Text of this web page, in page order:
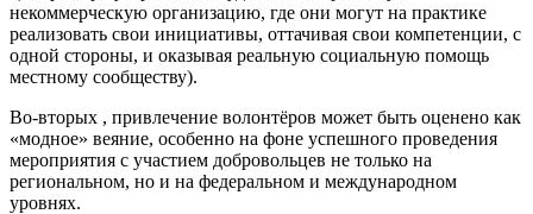
некоммерческую организацию, где они могут на практике
реализовать свои инициативы, оттачивая свои компетенции, с
одной стороны, и оказывая реальную социальную помощь
местному сообществу).
Во-вторых , привлечение волонтёров может быть оценено как
«модное» веяние, особенно на фоне успешного проведения
мероприятия с участием добровольцев не только на
региональном, но и на федеральном и международном
уровнях.